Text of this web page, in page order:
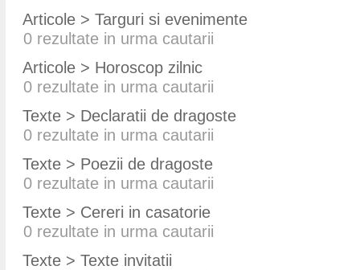
Articole > Targuri si evenimente
0 rezultate in urma cautarii
Articole > Horoscop zilnic
0 rezultate in urma cautarii
Texte > Declaratii de dragoste
0 rezultate in urma cautarii
Texte > Poezii de dragoste
0 rezultate in urma cautarii
Texte > Cereri in casatorie
0 rezultate in urma cautarii
Texte > Texte invitatii